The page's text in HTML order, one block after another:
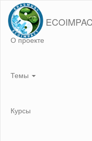
О проекте
Темы
Курсы